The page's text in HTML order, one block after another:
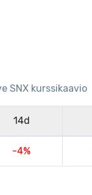
SNX kurssikaavio
14d
-4%